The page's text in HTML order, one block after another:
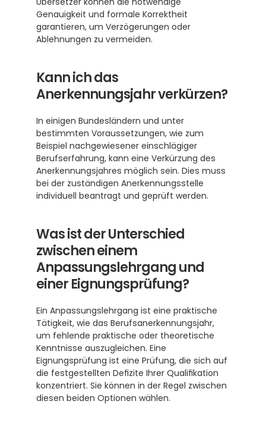
Genauigkeit und formale Korrektheit
garantieren, um Verzögerungen oder
Ablehnungen zu vermeiden.
Kann ich das
Anerkennungsjahr verkürzen?
In einigen Bundesländern und unter
bestimmten Voraussetzungen, wie zum
Beispiel nachgewiesener einschlägiger
Berufserfahrung, kann eine Verkürzung des
Anerkennungsjahres möglich sein. Dies muss
bei der zuständigen Anerkennungsstelle
individuell beantragt und geprüft werden.
Was ist der Unterschied
zwischen einem
Anpassungslehrgang und
einer Eignungsprüfung?
Ein Anpassungslehrgang ist eine praktische
Tätigkeit, wie das Berufsanerkennungsjahr,
um fehlende praktische oder theoretische
Kenntnisse auszugleichen. Eine
Eignungsprüfung ist eine Prüfung, die sich auf
die festgestellten Defizite Ihrer Qualifikation
konzentriert. Sie können in der Regel zwischen
diesen beiden Optionen wählen.